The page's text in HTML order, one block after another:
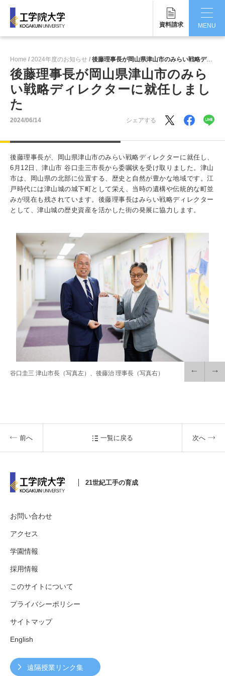
資料請求
MENU
工学院大学について
学部・大学院
学生生活
研究・産学連携
就職・キャリア
キャンパス
受験生の方 在学生・保証人の方 卒業生の方
一般・企業の方 寄付・ご支援 アクセス
Pick Up
1. Action！x 工学院大学
3. #KUTE VOICE エンジニアリーダーたちの声
4. 航空理工学専攻特設サイト
6. 寄付・ご支援
Home 2024年度のお知らせ 後藤理事長が岡山県津山市のみらい戦略ディレクターに就任しました
後藤理事長が岡山県津山市のみら
い戦略ディレクターに就任しまし
た
2024/06/14 シェアする
後藤理事長が、岡山県津山市のみらい戦略ディレクターに就任し、
6月12日、津山市 谷口圭三市長から委嘱状を受け取りました。津山
市は、岡山県の北部に位置する、歴史と自然が豊かな地域です。江
戸時代には津山城の城下町として栄え、当時の遺構や伝統的な町並
みが現在も残されています。後藤理事長はみらい戦略ディレクター
として、津山城の歴史資産を活かした街の発展に協力します。
谷口圭三 津山市長（写真左）、後藤治 理事長（写真右）
前へ 一覧に戻る 次へ
21世紀工手の育成
お問い合わせ
アクセス
学園情報
採用情報
このサイトについて
プライバシーポリシー
サイトマップ
English
遠隔授業リンク集